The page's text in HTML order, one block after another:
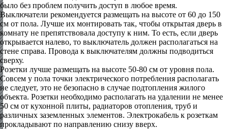
было без проблем получить доступ в любое время.
Выключатели рекомендуется размещать на высоте от 60 до 150
см от пола. Лучше их монтировать так, чтобы открытая дверь в
комнату не препятствовала доступу к ним. То есть, если дверь
открывается налево, то выключатель должен располагаться на
стене справа. Провода к выключателям должны подводиться
сверху.
Розетки лучше размещать на высоте 50-80 см от уровня пола.
Совсем у пола точки электрического потребления располагать
не следует, это не безопасно в случае подтопления жилого
объекта. Розетки необходимо располагать на удалении не менее
50 см от кухонной плиты, радиаторов отопления, труб и
различных заземленных элементов. Электрокабель к розеткам
прокладывают по направлению снизу вверх.